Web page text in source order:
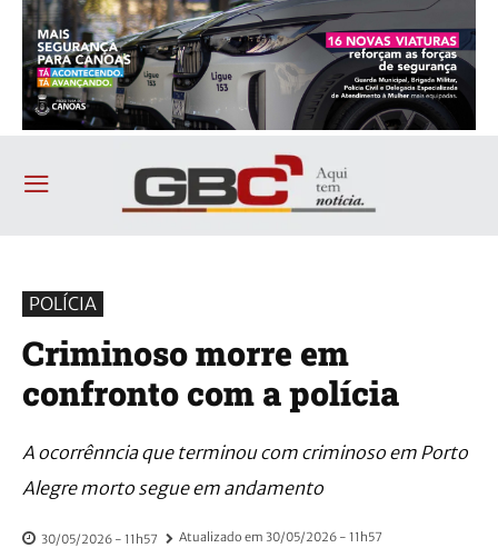
POLÍCIA
Criminoso morre em
confronto com a polícia
A ocorrênncia que terminou com criminoso em Porto
Alegre morto segue em andamento
30/05/2026 - 11h57 Atualizado em 30/05/2026 - 11h57